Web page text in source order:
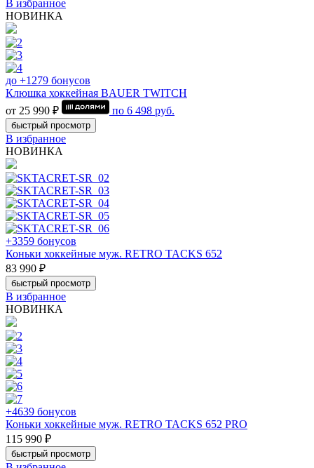
В избранное
НОВИНКА
до +1279 бонусов
Клюшка хоккейная BAUER TWITCH
от 25 990 ₽
по 6 498 руб.
быстрый просмотр
В избранное
НОВИНКА
+3359 бонусов
Коньки хоккейные муж. RETRO TACKS 652
83 990 ₽
быстрый просмотр
В избранное
НОВИНКА
+4639 бонусов
Коньки хоккейные муж. RETRO TACKS 652 PRO
115 990 ₽
быстрый просмотр